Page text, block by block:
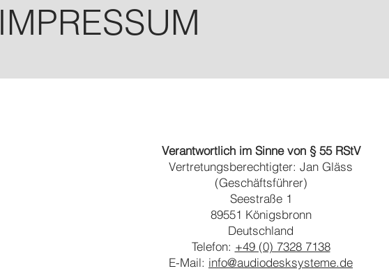
IMPRESSUM
Verantwortlich im Sinne von § 55 RStV
Vertretungsberechtigter: Jan Gläss
(Geschäftsführer)
Seestraße 1
89551 Königsbronn
Deutschland
Telefon: +49 (0) 7328 7138
E-Mail: info@audiodesksysteme.de